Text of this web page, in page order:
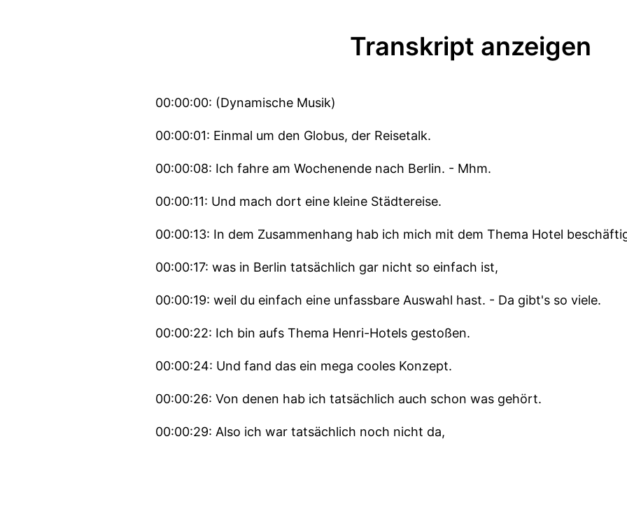
Transkript anzeigen
00:00:00: (Dynamische Musik)
00:00:01: Einmal um den Globus, der Reisetalk.
00:00:08: Ich fahre am Wochenende nach Berlin. - Mhm.
00:00:11: Und mach dort eine kleine Städtereise.
00:00:13: In dem Zusammenhang hab ich mich mit dem Thema Hotel
00:00:17: was in Berlin tatsächlich gar nicht so einfach ist,
00:00:19: weil du einfach eine unfassbare Auswahl hast. - Da gibt's so viele.
00:00:22: Ich bin aufs Thema Henri-Hotels gestoßen.
00:00:24: Und fand das ein mega cooles Konzept.
00:00:26: Von denen hab ich tatsächlich auch schon was gehört.
00:00:29: Also ich war tatsächlich noch nicht da,